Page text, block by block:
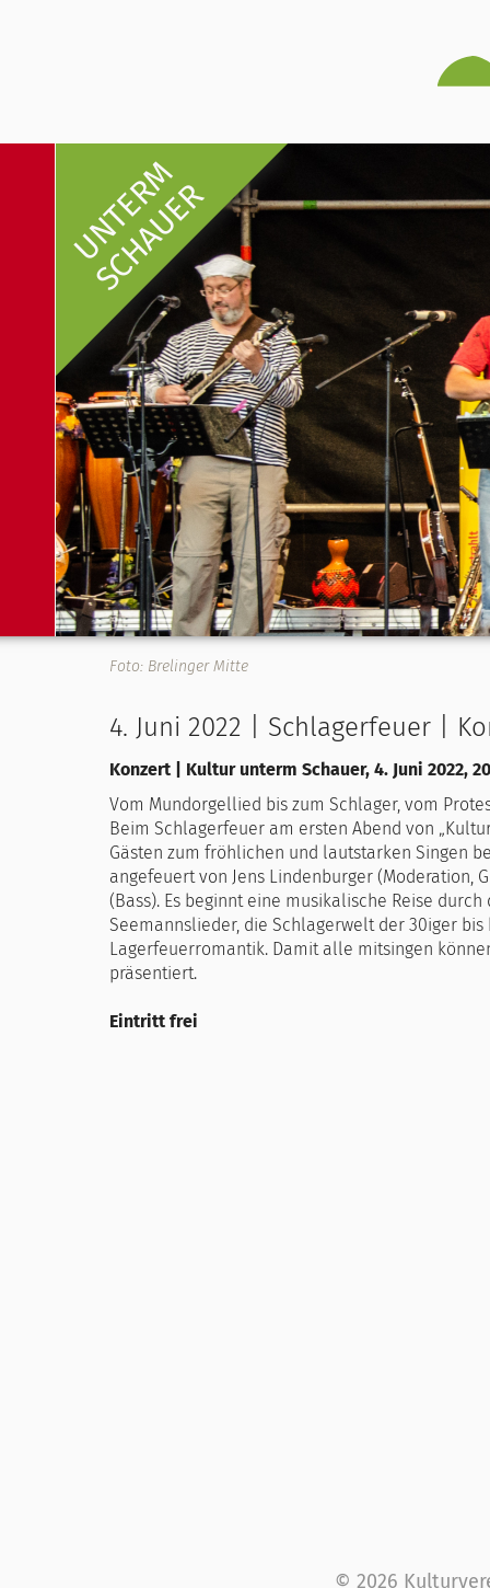
UNTERM
SCHAUER
Foto: Brelinger Mitte
4. Juni 2022 | Schlagerfeuer |
Konzert | Kultur unterm Schauer, 4. Juni 2022,
Vom Mundorgellied bis zum Schlager, vom
Beim Schlagerfeuer am ersten Abend von
Gästen zum fröhlichen und lautstarken Singen
angefeuert von Jens Lindenburger (Moderation,
(Bass). Es beginnt eine musikalische Reise
Seemannslieder, die Schlagerwelt der 30iger
Lagerfeuerromantik. Damit alle mitsingen
präsentiert.
Eintritt frei
© 2026